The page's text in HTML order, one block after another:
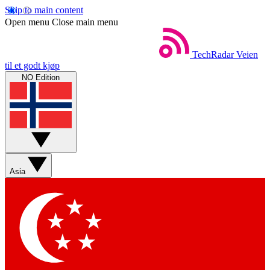
Skip to main content
Open menu Close main menu
TechRadar Veien
til et godt kjøp
NO Edition
Asia